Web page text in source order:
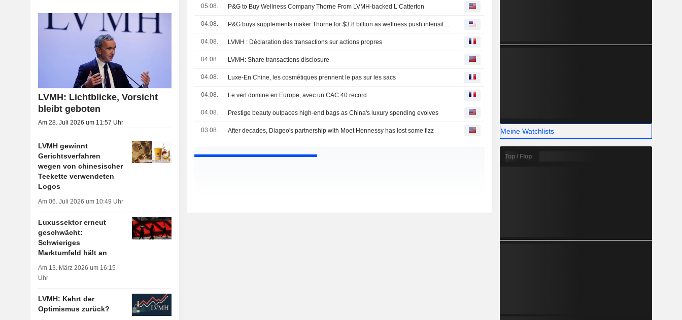
05.08. P&G to Buy Wellness Company Thorne From LVMH-backed L Catterton
04.08. P&G buys supplements maker Thorne for $3.8 billion as wellness push intensifies
04.08. LVMH : Déclaration des transactions sur actions propres
04.08. LVMH: Share transactions disclosure
04.08. Luxe-En Chine, les cosmétiques prennent le pas sur les sacs
04.08. Le vert domine en Europe, avec un CAC 40 record
04.08. Prestige beauty outpaces high-end bags as China's luxury spending evolves
03.08. After decades, Diageo's partnership with Moet Hennessy has lost some fizz
LVMH: Lichtblicke, Vorsicht
bleibt geboten
Am 28. Juli 2026 um 11:57 Uhr
LVMH gewinnt
Gerichtsverfahren
wegen von chinesischer
Teekette verwendeten
Logos
Am 06. Juli 2026 um 10:49 Uhr
Luxussektor erneut
geschwächt:
Schwieriges
Marktumfeld hält an
Am 13. März 2026 um 16:15
Uhr
LVMH: Kehrt der
Optimismus zurück?
Meine Watchlists
Top / Flop